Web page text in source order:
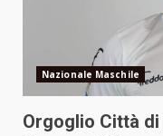
Nazionale Maschile
Orgoglio Città